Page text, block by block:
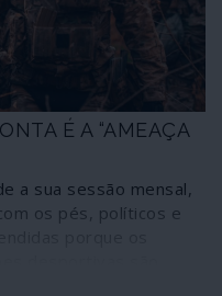
É A “AMEAÇA
a sua sessão mensal,
os pés, políticos e